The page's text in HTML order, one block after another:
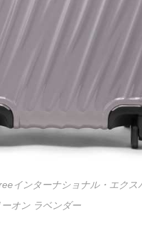
インターナショナル・エクス
オン ラベンダー